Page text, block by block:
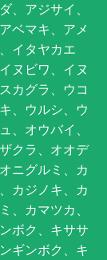
、アジサイ、
ベマキ、アメ
イタヤカエ
ヌビワ、イヌ
カグラ、ウコ
、ウルシ、ウ
、オウバイ、
クラ、オオデ
ニグルミ、カ
カジノキ、カ
、カマツカ、
ボク、キササ
ギンボク、キ